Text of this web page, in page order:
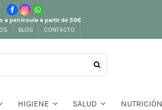
a península a partir de 59€
BLOG CONTACTO
HIGIENE SALUD NUTRICIÓN